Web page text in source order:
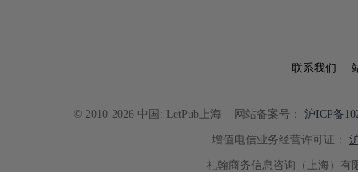
联系我们
© 2010-2026 中国: LetPub上海 网站备案号： 沪ICP备
增值电信业务经营许可证：
礼翰商务信息咨询（上海）